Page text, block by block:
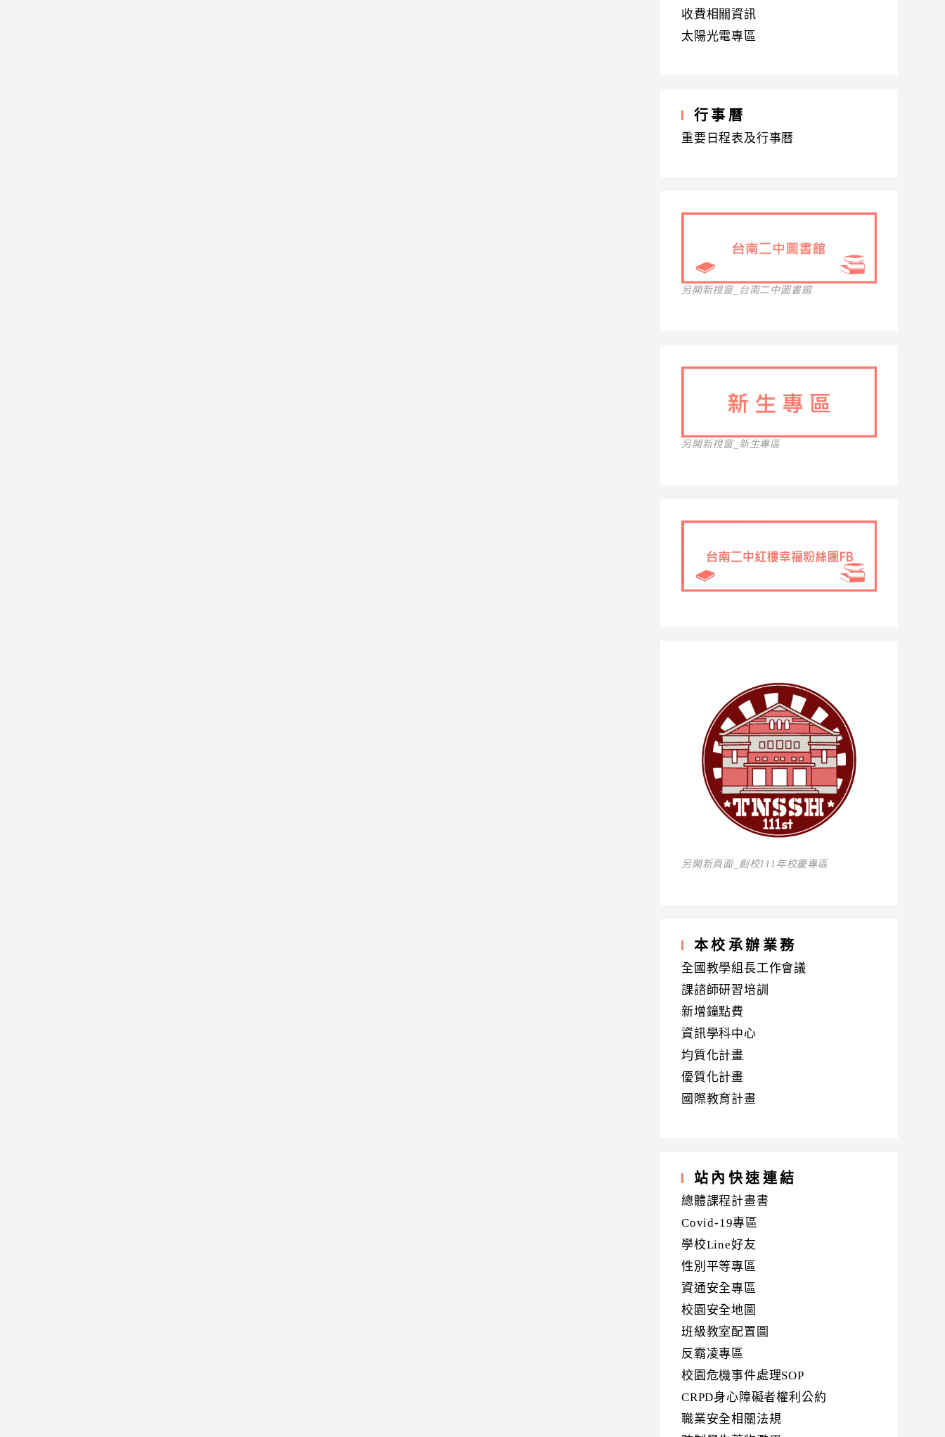
收費相關資訊
太陽光電專區
行事曆
重要日程表及行事曆
另開新視窗_台南二中圖書館
另開新視窗_新生專區
另開新頁面_創校111年校慶專區
本校承辦業務
全國教學組長工作會議
課諮師研習培訓
新增鐘點費
資訊學科中心
均質化計畫
優質化計畫
國際教育計畫
站內快速連結
總體課程計畫書
Covid-19專區
學校Line好友
性別平等專區
資通安全專區
校園安全地圖
班級教室配置圖
反霸凌專區
校園危機事件處理SOP
CRPD身心障礙者權利公約
職業安全相關法規